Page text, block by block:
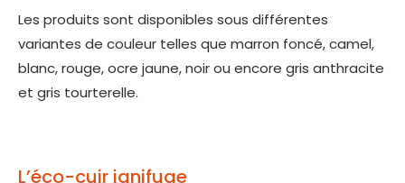
Les produits sont disponibles sous différentes
variantes de couleur telles que marron foncé, camel,
blanc, rouge, ocre jaune, noir ou encore gris anthracite
et gris tourterelle.
L’éco-cuir ignifuge